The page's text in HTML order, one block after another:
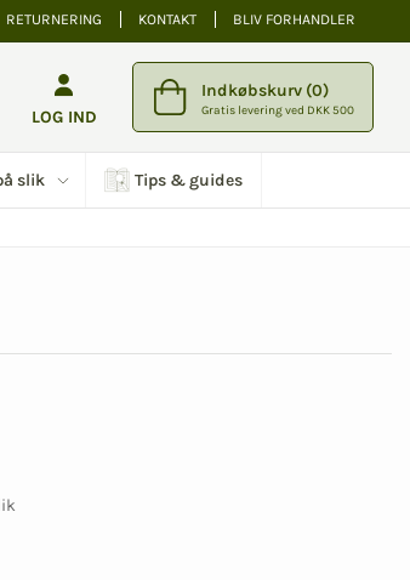
RETURNERING KONTAKT BLIV FORHANDLER
LOG IND
Indkøbskurv (0)
Gratis levering ved DKK 500
slik Tips & guides